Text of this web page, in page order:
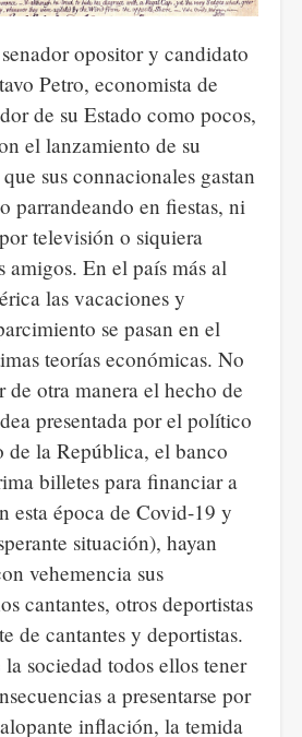
opositor y candidato
Petro, economista de
de su Estado como pocos,
el lanzamiento de su
sus connacionales gastan
parrandeando en fiestas, ni
televisión o siquiera
amigos. En el país más al
las vacaciones y
se pasan en el
teorías económicas. No
de otra manera el hecho de
presentada por el político
de la República, el banco
billetes para financiar a
esta época de Covid-19 y
situación), hayan
vehemencia sus
cantantes, otros deportistas
de cantantes y deportistas.
sociedad todos ellos tener
a presentarse por
inflación, la temida